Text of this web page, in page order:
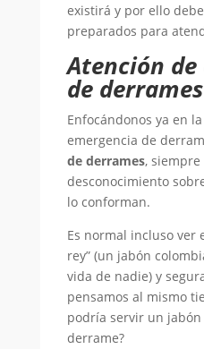
existirá y por ello
preparados para
Atención
de derrames
Enfocándonos ya en
emergencia de
de derrames,
desconocimiento
lo conforman.
Es normal incluso ver
rey” (un jabón
vida de nadie) y
pensamos al mismo
podría servir un
derrame?